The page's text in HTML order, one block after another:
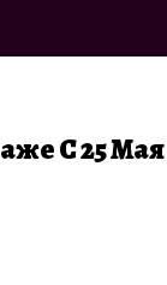
С 25 Мая